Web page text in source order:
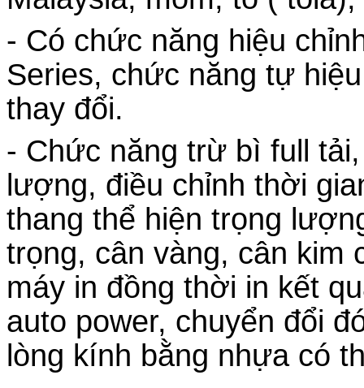
- Có chức năng hiệu
Series, chức năng tự
thay đổi.
- Chức năng trừ bì full
lượng, điều chỉnh thời
thang thể hiện trọng
trọng, cân vàng, cân
máy in đồng thời in kết
auto power, chuyển đổi
lòng kính bằng nhựa có